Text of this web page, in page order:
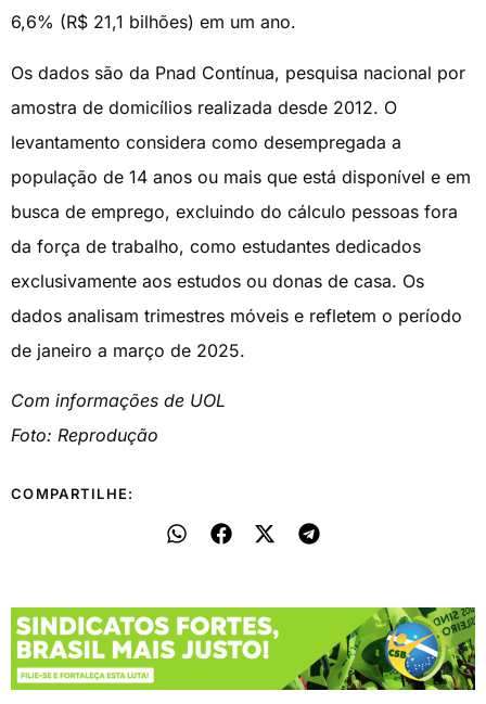
6,6% (R$ 21,1 bilhões) em um ano.
Os dados são da Pnad Contínua, pesquisa nacional por
amostra de domicílios realizada desde 2012. O
levantamento considera como desempregada a
população de 14 anos ou mais que está disponível e em
busca de emprego, excluindo do cálculo pessoas fora
da força de trabalho, como estudantes dedicados
exclusivamente aos estudos ou donas de casa. Os
dados analisam trimestres móveis e refletem o período
de janeiro a março de 2025.
Com informações de UOL
Foto: Reprodução
COMPARTILHE: